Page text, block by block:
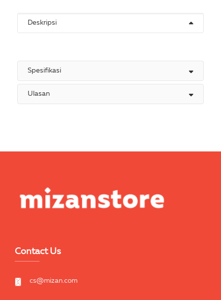
Deskripsi
Spesifikasi
Ulasan
Contact Us
cs@mizan.com